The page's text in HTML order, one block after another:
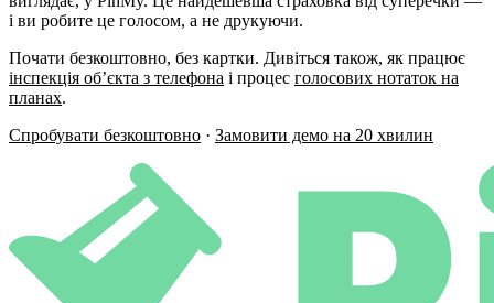
і ви робите це голосом, а не друкуючи.
Почати безкоштовно, без картки. Дивіться також, як працює
інспекція об’єкта з телефона і процес голосових нотаток на
планах.
Спробувати безкоштовно · Замовити демо на 20 хвилин